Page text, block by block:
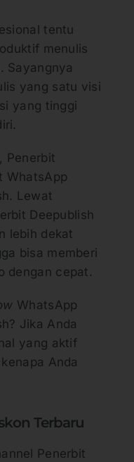
tentu
menulis
Sayangnya
yang satu visi
yang tinggi
Penerbit
WhatsApp
Lewat
Deepublish
lebih dekat
bisa memberi
dengan cepat.
WhatsApp
Jika Anda
yang aktif
Anda
Terbaru
Penerbit